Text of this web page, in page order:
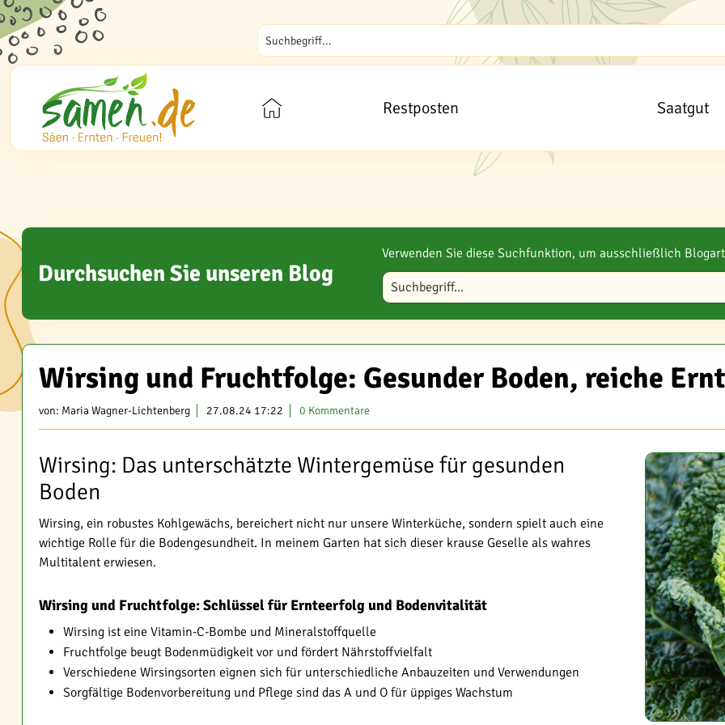
Restposten Saatgut
Durchsuchen Sie unseren Blog
Verwenden Sie diese Suchfunktion, um ausschließlich
Blog durchsuchen
Wirsing und Fruchtfolge: Gesunder Boden, reiche
von: Maria Wagner-Lichtenberg 27.08.24 17:22 0 Kommentare
Wirsing: Das unterschätzte Wintergemüse für gesunden
Boden
Wirsing, ein robustes Kohlgewächs, bereichert nicht nur unsere Winterküche, sondern spielt auch eine
wichtige Rolle für die Bodengesundheit. In meinem Garten hat sich dieser krause Geselle als wahres
Multitalent erwiesen.
Wirsing und Fruchtfolge: Schlüssel für Ernteerfolg und Bodenvitalität
Wirsing ist eine Vitamin-C-Bombe und Mineralstoffquelle
Fruchtfolge beugt Bodenmüdigkeit vor und fördert Nährstoffvielfalt
Verschiedene Wirsingsorten eignen sich für unterschiedliche Anbauzeiten und Verwendungen
Sorgfältige Bodenvorbereitung und Pflege sind das A und O für üppiges Wachstum